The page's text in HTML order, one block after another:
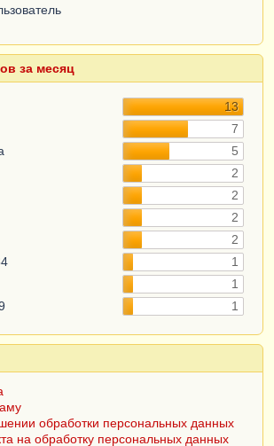
за месяц
13
7
5
2
2
2
2
1
1
1
обработки персональных данных
на обработку персональных данных